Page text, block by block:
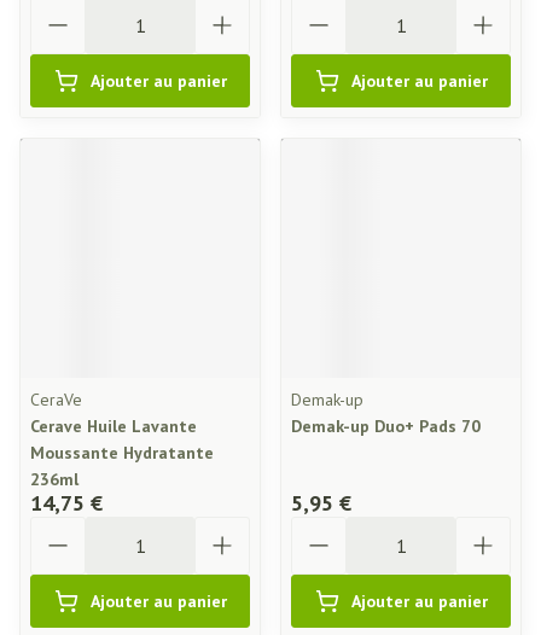
Ajouter au panier Ajouter au panier
CeraVe
Cerave Huile Lavante
Moussante Hydratante
236ml
14,75 €
Ajouter au panier
Demak-up
Demak-up Duo+ Pads 70
5,95 €
Ajouter au panier